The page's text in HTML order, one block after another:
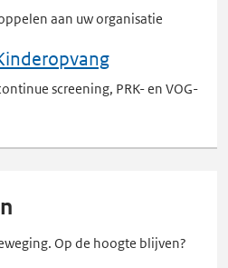
aan uw organisatie
screening, PRK- en VOG-
Op de hoogte blijven?